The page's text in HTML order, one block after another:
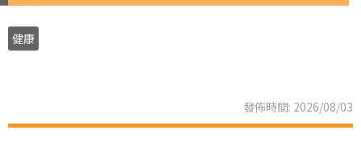
健康
發佈時間: 2026/08/03